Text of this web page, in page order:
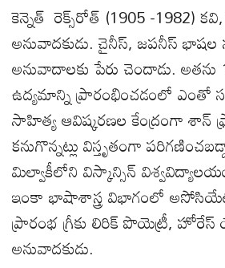
కెన్నెత్ రెక్స్‌రోత్ (1905 -1982) కవి,
అనువాదకుడు. చైనీస్, జపనీస్ భాషల
అనువాదాలకు పేరు చెందాడు.
ఉద్యమాన్ని ప్రారంభించడంలో ఎంతో
సాహిత్య ఆవిష్కరణల కేంద్రంగా శాన్
కనుగొన్నట్లు విస్తృతంగా
మిల్వాకీలోని విస్కాన్సిన్
ఇంకా భాషాశాస్త్ర విభాగంలో
ప్రారంభ గ్రీకు లిరిక్ పొయెట్రీ,
అనువాదకుడు.